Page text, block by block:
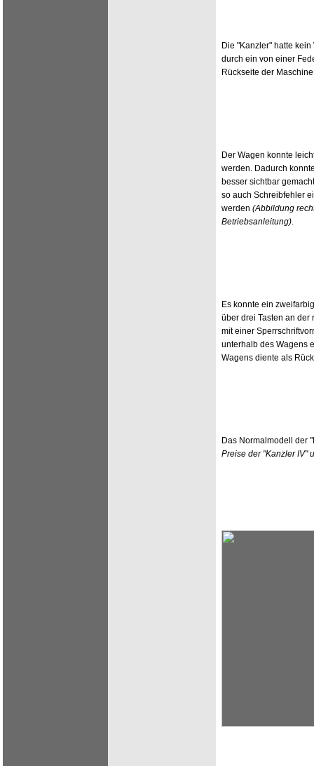
Die "Kanzler" hatte
durch ein von einer
Rückseite der
Der Wagen konnte
werden. Dadurch
besser sichtbar
so auch Schreibfehler
werden (Abbildung
Betriebsanleitung).
Es konnte ein
über drei Tasten an der
mit einer
unterhalb des Wagens
Wagens diente als
Das Normalmodell der
Preise der "Kanzler IV"